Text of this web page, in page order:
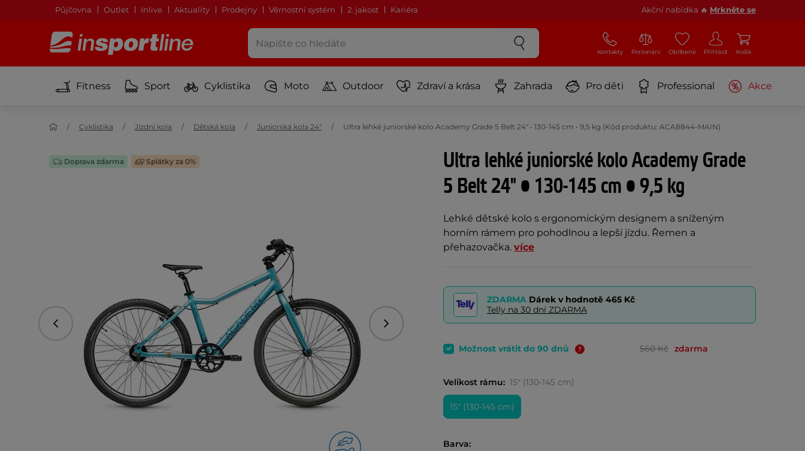
Půjčovna Outlet Inlive Aktuality Prodejny Věrnostní systém 2. jakost Kariéra Akční nabídka 🔥 Mrkněte se
Kontakty Porovnání Oblíbené Přihlásit Košík
Fitness Sport Cyklistika Moto Outdoor Zdraví a krása Zahrada Pro děti Professional Akce
Cyklistika Jízdní kola Dětská kola Juniorská kola 24" Ultra lehké juniorské kolo Academy Grade 5 Belt 24" • 130-145 cm • 9,5 kg (Kód produktu: ACA8844-MAIN)
Ultra lehké juniorské kolo Academy Grade
5 Belt 24" • 130-145 cm • 9,5 kg
Lehké dětské kolo s ergonomickým designem a sníženým
horním rámem pro pohodlnou a lepší jízdu. Řemen a
přehazovačka. více
Doprava zdarma Splátky za 0%
Předchozí Následující
ZDARMA Dárek v hodnotě 465 Kč
Telly na 30 dní ZDARMA
Možnost vrátit do 90 dnů 560 Kč zdarma
Velikost rámu: 15" (130-145 cm)
15" (130-145 cm)
Barva: